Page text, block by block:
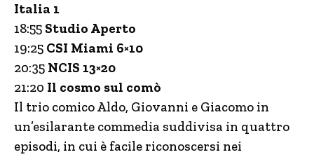
Italia 1
18:55 Studio Aperto
19:25 CSI Miami 6×10
20:35 NCIS 13×20
21:20 Il cosmo sul comò
Il trio comico Aldo, Giovanni e Giacomo in
un’esilarante commedia suddivisa in quattro
episodi, in cui è facile riconoscersi nei